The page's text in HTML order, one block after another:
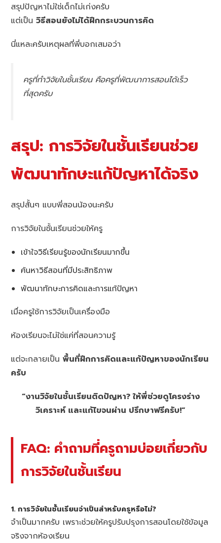
สรุปปัญหาไม่ใช่เด็กไม่เก่งครับ
แต่เป็นวิธีสอนยังไม่ได้ฝึกกระบวนการคิด
นี่แหละครับเหตุผลที่พี่บอกเสมอว่า
ครูที่ทำวิจัยในชั้นเรียน คือครูที่พัฒนาการสอนได้เร็ว
ที่สุดครับ
สรุป: การวิจัยในชั้นเรียนช่วย
พัฒนาทักษะแก้ปัญหาได้จริง
สรุปสั้นๆ แบบพี่สอนน้องนะครับ
การวิจัยในชั้นเรียนช่วยให้ครู
เข้าใจวิธีเรียนรู้ของนักเรียนมากขึ้น
ค้นหาวิธีสอนที่มีประสิทธิภาพ
พัฒนาทักษะการคิดและการแก้ปัญหา
เมื่อครูใช้การวิจัยเป็นเครื่องมือ
ห้องเรียนจะไม่ใช่แค่ที่สอนความรู้
แต่จะกลายเป็นพื้นที่ฝึกการคิดและแก้ปัญหาของนักเรียน
ครับ
“งานวิจัยในชั้นเรียนติดปัญหา? ให้พี่ช่วยดูโครงร่าง
วิเคราะห์ และแก้ไขจนผ่าน ปรึกษาฟรีครับ!”
FAQ: คำถามที่ครูถามบ่อยเกี่ยวกับ
การวิจัยในชั้นเรียน
1. การวิจัยในชั้นเรียนจำเป็นสำหรับครูหรือไม่?
จำเป็นมากครับ เพราะช่วยให้ครูปรับปรุงการสอนโดยใช้ข้อมูล
จริงจากห้องเรียน